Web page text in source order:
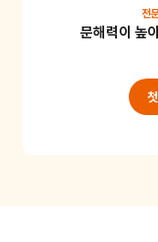
보는 것은 어떨까
도 좋고, 서로의
두 번 치는 등 아
난 비밀 사인을 만
감과 애착 형성에
전
문해력이 높